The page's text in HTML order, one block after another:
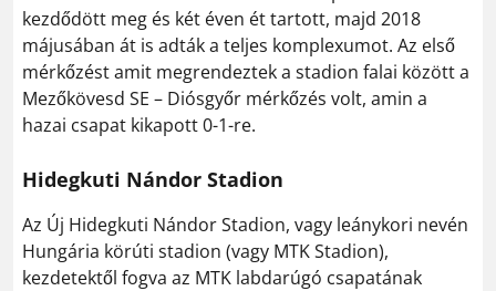
kezdődött meg és két éven ét tartott, majd 2018
májusában át is adták a teljes komplexumot. Az első
mérkőzést amit megrendeztek a stadion falai között a
Mezőkövesd SE – Diósgyőr mérkőzés volt, amin a
hazai csapat kikapott 0-1-re.
Hidegkuti Nándor Stadion
Az Új Hidegkuti Nándor Stadion, vagy leánykori nevén
Hungária körúti stadion (vagy MTK Stadion),
kezdetektől fogva az MTK labdarúgó csapatának